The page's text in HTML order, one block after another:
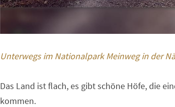
Unterwegs im Nationalpark Meinweg in der
Das Land ist flach, es gibt schöne Höfe, die
kommen.